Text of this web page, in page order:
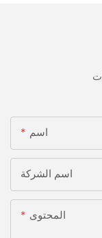
اسم
اسم الشركة
المحتوى